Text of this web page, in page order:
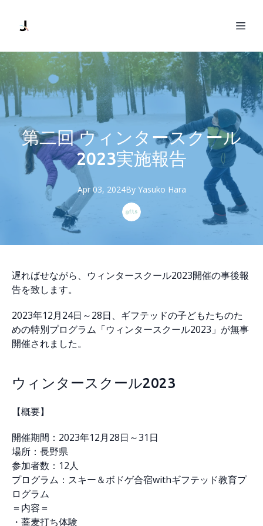
第二回 ウィンタースクール
2023実施報告
Apr 03, 2024By Yasuko Hara
遅ればせながら、ウィンタースクール2023開催の事後報
告を致します。
2023年12月24日～28日、ギフテッドの子どもたちのた
めの特別プログラム「ウィンタースクール2023」が無事
開催されました。
ウィンタースクール2023
【概要】
開催期間：2023年12月28日～31日
場所：長野県
参加者数：12人
プログラム：スキー＆ボドゲ合宿withギフテッド教育プ
ログラム
＝内容＝
・蕎麦打ち体験